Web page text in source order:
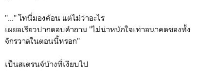
"..." โทนี่มองค้อน แต่ไม่ว่าอะไร
เผยอเรียวปากตอบคำถาม "ไม่น่าหนักใจเท่าอนาคตของทั้ง
จักรวาลในตอนนี้หรอก"
เป็นสเตรนจ์บ้างที่เงียบไป